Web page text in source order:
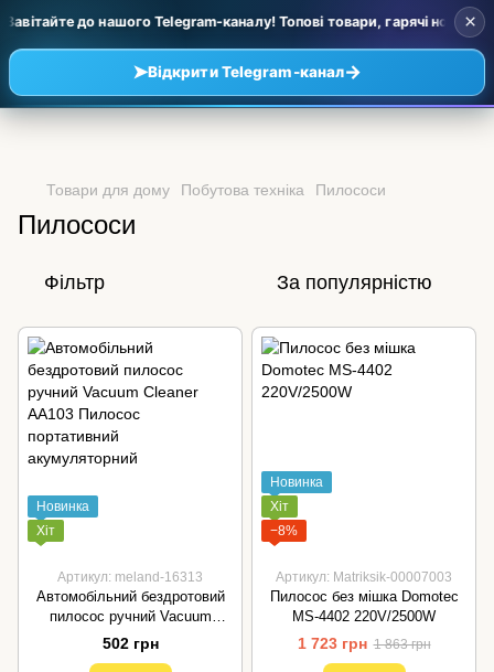
до нашого Telegram-каналу! Топові товари, гарячі новинки
➤Відкрити Telegram-канал→
×
Товари для дому Побутова техніка Пилососи
Пилососи
Фільтр За популярністю
Новинка
Хіт
Артикул: meland-16313
Автомобільний бездротовий
пилосос ручний Vacuum
Cleaner AA103 Пилосос
портативний акумуляторний
502 грн
Новинка
Хіт
−8%
Артикул: Matriksik-00007003
Пилосос без мішка Domotec
MS-4402 220V/2500W
1 723 грн 1 863 грн